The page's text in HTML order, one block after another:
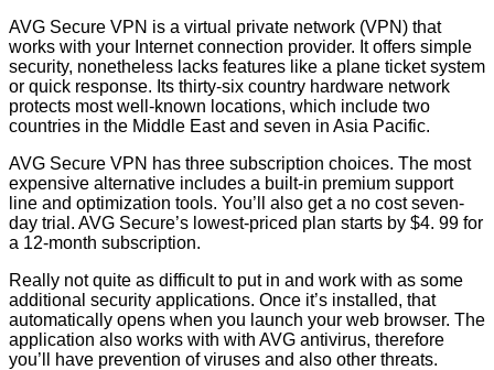
AVG Secure VPN is a virtual private network (VPN) that
works with your Internet connection provider. It offers simple
security, nonetheless lacks features like a plane ticket system
or quick response. Its thirty-six country hardware network
protects most well-known locations, which include two
countries in the Middle East and seven in Asia Pacific.
AVG Secure VPN has three subscription choices. The most
expensive alternative includes a built-in premium support
line and optimization tools. You’ll also get a no cost seven-
day trial. AVG Secure’s lowest-priced plan starts by $4. 99 for
a 12-month subscription.
Really not quite as difficult to put in and work with as some
additional security applications. Once it’s installed, that
automatically opens when you launch your web browser. The
application also works with with AVG antivirus, therefore
you’ll have prevention of viruses and also other threats.